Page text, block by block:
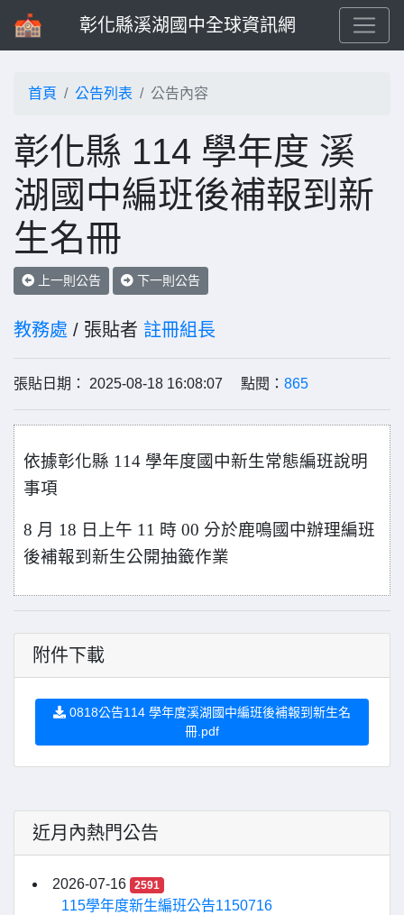
彰化縣溪湖國中全球資訊網
首頁 公告列表 公告內容
彰化縣 114 學年度 溪
湖國中編班後補報到新
生名冊
上一則公告 下一則公告
教務處 / 張貼者 註冊組長
張貼日期： 2025-08-18 16:08:07 點閱： 865
依據彰化縣 114 學年度國中新生常態編班說明
事項
8 月 18 日上午 11 時 00 分於鹿鳴國中辦理編班
後補報到新生公開抽籤作業
附件下載
0818公告114 學年度溪湖國中編班後補報到新生名
冊.pdf
近月內熱門公告
2026-07-16 2591
115學年度新生編班公告1150716